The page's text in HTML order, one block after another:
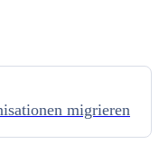
migrieren